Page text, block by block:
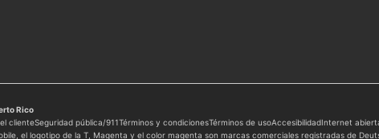
Rico
clienteSeguridad pública/911Términos y condicionesTérminos de usoAccesibilidadInternet
, el logotipo de la T, Magenta y el color magenta son marcas comerciales registradas de